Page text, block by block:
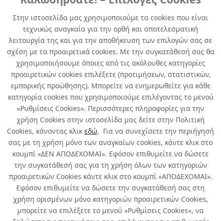
Στην ιστοσελίδα μας χρησιμοποιούμε τα cookies που είναι
τεχνικώς αναγκαία για την ορθή και αποτελεσματική
λειτουργία της και για την αποθήκευση των επιλογών σας σε
σχέση με τα προαιρετικά cookies. Με την συγκατάθεσή σας θα
χρησιμοποιήσουμε όποιες από τις ακόλουθες κατηγορίες
προαιρετικών cookies επιλέξετε (προτιμήσεων, στατιστικών,
εμπορικής προώθησης). Μπορείτε να ενημερωθείτε για κάθε
κατηγορία cookies που χρησιμοποιούμε επιλέγοντας το μενού
«Ρυθμίσεις Cookies». Περισσότερες πληροφορίες για την
χρήση Cookies στην ιστοσελίδα μας δείτε στην Πολιτική
Cookies, κάνοντας κλικ εδώ. Για να συνεχίσετε την περιήγησή
σας με τη χρήση μόνο των αναγκαίων cookies, κάντε κλικ στο
κουμπί «ΔΕΝ ΑΠΟΔΕΧΟΜΑΙ». Εφόσον επιθυμείτε να δώσετε
την συγκατάθεσή σας για τη χρήση όλων των κατηγοριών
προαιρετικών Cookies κάντε κλικ στο κουμπί «ΑΠΟΔΕΧΟΜΑΙ».
Εφόσον επιθυμείτε να δώσετε την συγκατάθεσή σας στη
χρήση ορισμένων μόνο κατηγοριών προαιρετικών Cookies,
μπορείτε να επιλέξετε το μενού «Ρυθμίσεις Cookies», να